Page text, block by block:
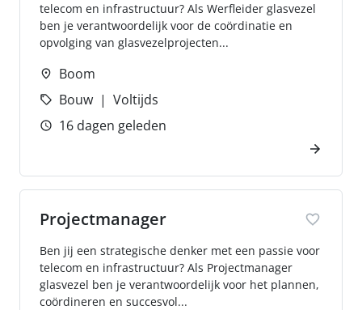
telecom en infrastructuur? Als Werfleider glasvezel
ben je verantwoordelijk voor de coördinatie en
opvolging van glasvezelprojecten...
Boom
Bouw
Voltijds
16 dagen geleden
Projectmanager
Ben jij een strategische denker met een passie voor
telecom en infrastructuur? Als Projectmanager
glasvezel ben je verantwoordelijk voor het plannen,
coördineren en succesvol...